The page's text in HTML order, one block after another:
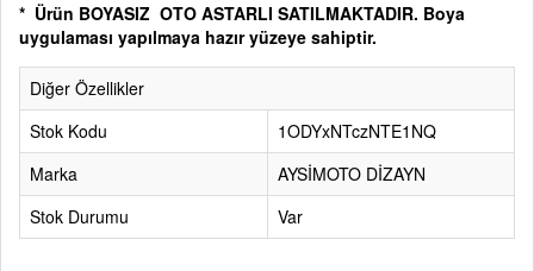
* Ürün BOYASIZ OTO ASTARLI SATILMAKTADIR. Boya
uygulaması yapılmaya hazır yüzeye sahiptir.
Diğer Özellikler
Stok Kodu
1ODYxNTczNTE1NQ
Marka
AYSİMOTO DİZAYN
Stok Durumu
Var